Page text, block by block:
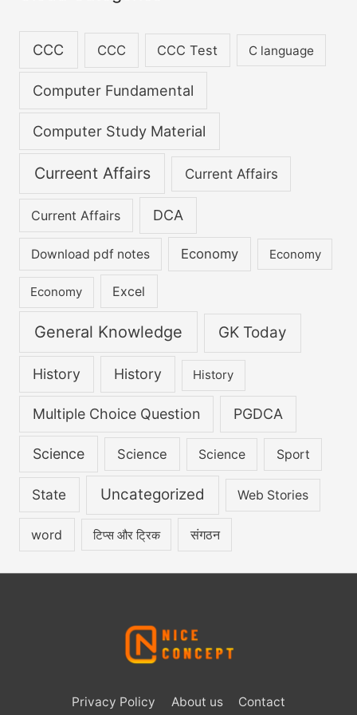
o
CCC CCC CCC Test C language
Computer Fundamental
Computer Study Material
Curreent Affairs Current Affairs
Current Affairs DCA
Download pdf notes Economy Economy
Economy Excel
General Knowledge GK Today
History History History
Multiple Choice Question PGDCA
Science Science Science Sport
State Uncategorized Web Stories
word टिप्स और ट्रिक संगठन
Privacy Policy About us Contact